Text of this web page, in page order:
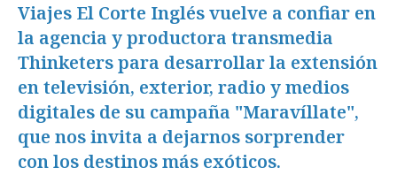
Viajes El Corte Inglés vuelve a confiar en
la agencia y productora transmedia
Thinketers para desarrollar la extensión
en televisión, exterior, radio y medios
digitales de su campaña "Maravíllate",
que nos invita a dejarnos sorprender
con los destinos más exóticos.